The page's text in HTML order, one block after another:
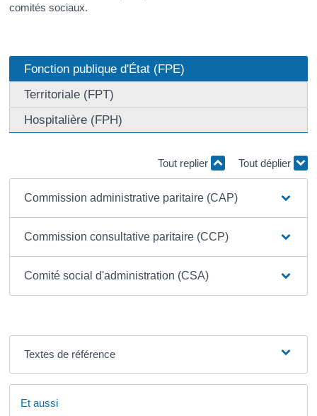
comités sociaux.
Fonction publique d'État (FPE)
Territoriale (FPT)
Hospitalière (FPH)
Tout replier Tout déplier
Commission administrative paritaire (CAP)
Commission consultative paritaire (CCP)
Comité social d'administration (CSA)
Textes de référence
Et aussi